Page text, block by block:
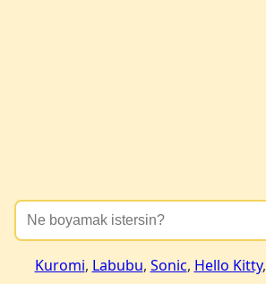
Kuromi, Labubu, Sonic, Hello Kitty,